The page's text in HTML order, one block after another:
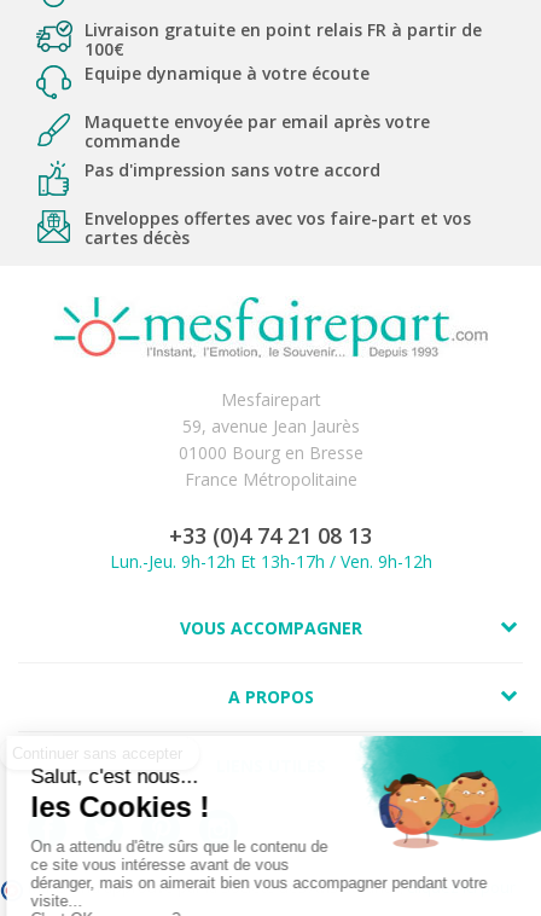
Livraison gratuite en point relais FR à partir de
100€
Equipe dynamique à votre écoute
Maquette envoyée par email après votre
commande
Pas d'impression sans votre accord
Enveloppes offertes avec vos faire-part et vos
cartes décès
Mesfairepart
59, avenue Jean Jaurès
01000 Bourg en Bresse
France Métropolitaine
+33 (0)4 74 21 08 13
Lun.-Jeu. 9h-12h Et 13h-17h / Ven. 9h-12h
VOUS ACCOMPAGNER
A PROPOS
Marchand approuvé par la Société des Avis Garantis,cliquez ici pour